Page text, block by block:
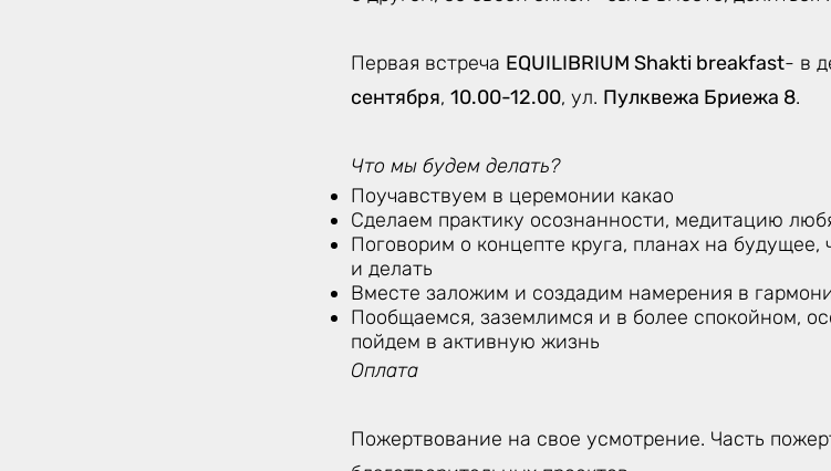
Первая встреча EQUILIBRIUM Shakti breakfast- в
сентября, 10.00-12.00, ул. Пулквежа Бриежа 8.
Что мы будем делать?
Поучавствуем в церемонии какао
Сделаем практику осознанности, медитацию
Поговорим о концепте круга, планах на
и делать
Вместе заложим и создадим намерения в
Пообщаемся, заземлимся и в более спокойном,
пойдем в активную жизнь
Оплата
Пожертвование на свое усмотрение. Часть